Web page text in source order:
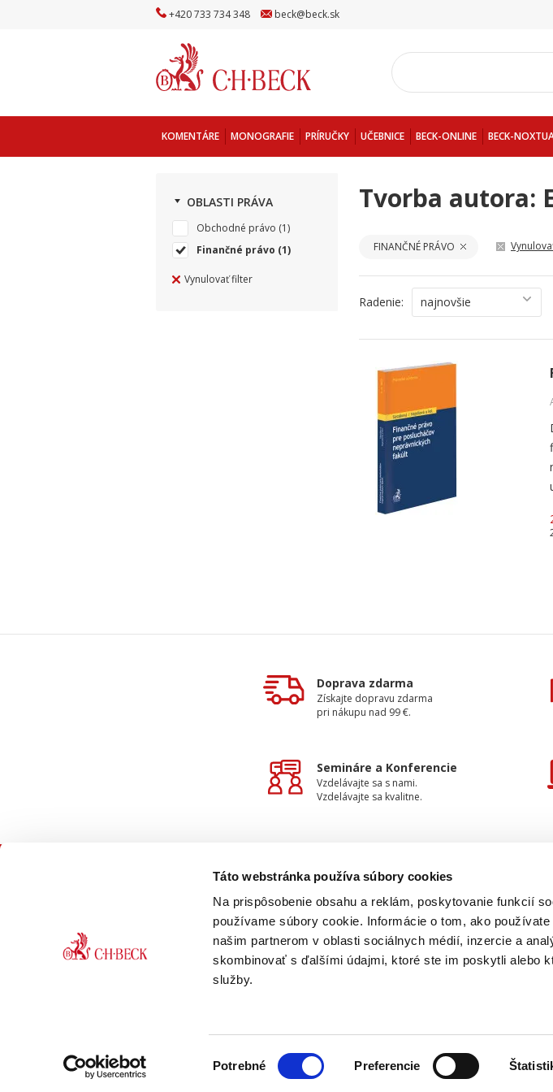
Táto webstránka používa súbory cookies
Na prispôsobenie obsahu a reklám, poskytovanie funkcií
používame súbory cookie. Informácie o tom, ako
našim partnerom v oblasti sociálnych médií, inzercie a
skombinovať s ďalšími údajmi, ktoré ste im poskytli alebo
služby.
Potrebné Preferencie
+420733 734348 beck@beck.sk
KOMENTÁRE MONOGRAFIE PRÍRUČKY UČEBNICE BECK-ONLINE BECK-
OBLASTI PRÁVA
Obchodné právo (1)
Finančné právo (1)
Vynulovať filter
Tvorba autora:
FINANČNÉ PRÁVO
Radenie: najnovšie
Doprava zdarma
Získajte dopravu zdarma
pri nákupu nad 99 €.
Semináre a Konferencie
Vzdelávajte sa s nami.
Vzdelávajte sa kvalitne.
KONTAKTUJTE NÁS
+420 733 734 348
beck@beck.sk
O